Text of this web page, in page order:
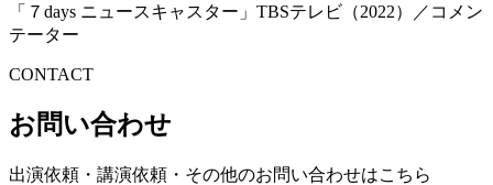
「７days ニュースキャスター」TBSテレビ（2022）／コメン
テーター
CONTACT
お問い合わせ
出演依頼・講演依頼・その他のお問い合わせはこちら